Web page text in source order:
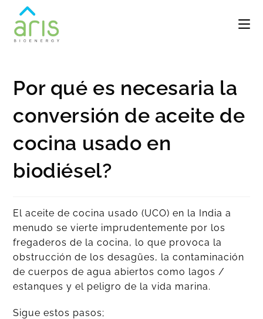
Por qué es necesaria la
conversión de aceite de
cocina usado en
biodiésel?
El aceite de cocina usado (UCO) en la India a
menudo se vierte imprudentemente por los
fregaderos de la cocina, lo que provoca la
obstrucción de los desagües, la contaminación
de cuerpos de agua abiertos como lagos /
estanques y el peligro de la vida marina.
Sigue estos pasos;